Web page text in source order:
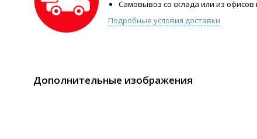
Самовывоз со склада или из
Подробные условия доставки
Дополнительные изображения